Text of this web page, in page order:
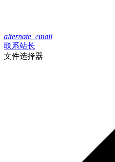
alternate_email
联系站长
文件选择器